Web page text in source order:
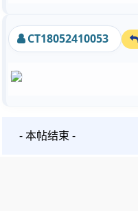
CT18052410053
- 本帖结束 -